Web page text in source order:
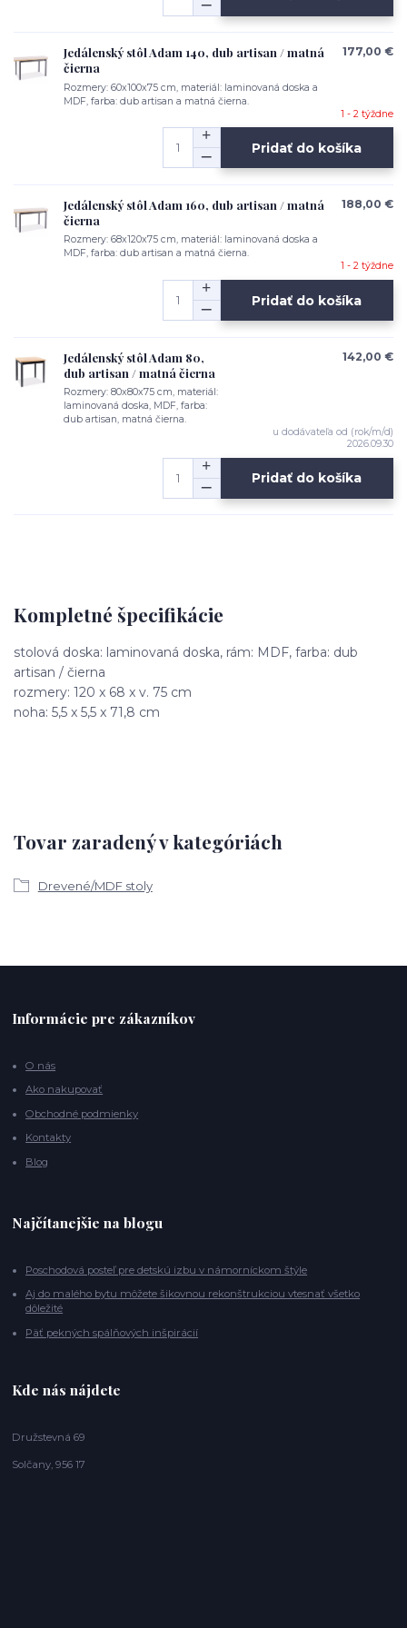
Jedálenský stôl Adam 140, dub artisan / matná
čierna
Rozmery: 60x100x75 cm, materiál: laminovaná doska a
MDF, farba: dub artisan a matná čierna.
177,00 €
1 - 2 týždne
Pridať do košíka
Jedálenský stôl Adam 160, dub artisan / matná
čierna
Rozmery: 68x120x75 cm, materiál: laminovaná doska a
MDF, farba: dub artisan a matná čierna.
188,00 €
1 - 2 týždne
Pridať do košíka
Jedálenský stôl Adam 80,
dub artisan / matná čierna
Rozmery: 80x80x75 cm, materiál:
laminovaná doska, MDF, farba:
dub artisan, matná čierna.
142,00 €
u dodávateľa od (rok/m/d)
2026.09.30
Pridať do košíka
Kompletné špecifikácie
stolová doska: laminovaná doska, rám: MDF, farba: dub
artisan / čierna
rozmery: 120 x 68 x v. 75 cm
noha: 5,5 x 5,5 x 71,8 cm
Tovar zaradený v kategóriách
Drevené/MDF stoly
Informácie pre zákazníkov
O nás
Ako nakupovať
Obchodné podmienky
Kontakty
Blog
Najčítanejšie na blogu
Poschodová posteľ pre detskú izbu v námorníckom štýle
Aj do malého bytu môžete šikovnou rekonštrukciou vtesnať všetko
dôležité
Päť pekných spálňových inšpirácií
Kde nás nájdete
Družstevná 69
Solčany, 956 17